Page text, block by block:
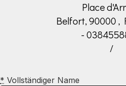
Place
Belfort, 90000 ,
-
/
* Vollständiger Name